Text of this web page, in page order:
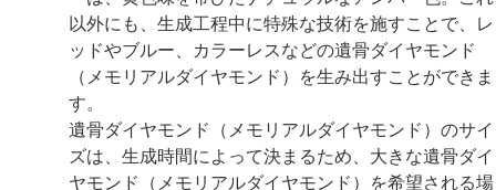
以外にも、生成工程中に特殊な技術を施すことで、レ
ッドやブルー、カラーレスなどの遺骨ダイヤモンド
（メモリアルダイヤモンド）を生み出すことができま
す。
遺骨ダイヤモンド（メモリアルダイヤモンド）のサイ
ズは、生成時間によって決まるため、大きな遺骨ダイ
ヤモンド（メモリアルダイヤモンド）を希望される場